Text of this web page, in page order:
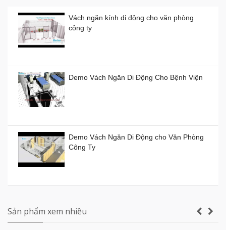
Vách ngăn kính di động cho văn phòng
công ty
Demo Vách Ngăn Di Động Cho Bệnh Viện
Demo Vách Ngăn Di Động cho Văn Phòng
Công Ty
Composite giá rẻ TPHCM
Sản phẩm xem nhiều
Vách ngăn kính di động giá rẻ
Giá:0đ
Vách ngăn xếp di động ở TP HCM giá bao
nhiêu tiền?
Giá:0đ
Vách ngăn di động Hồ Chí Minh